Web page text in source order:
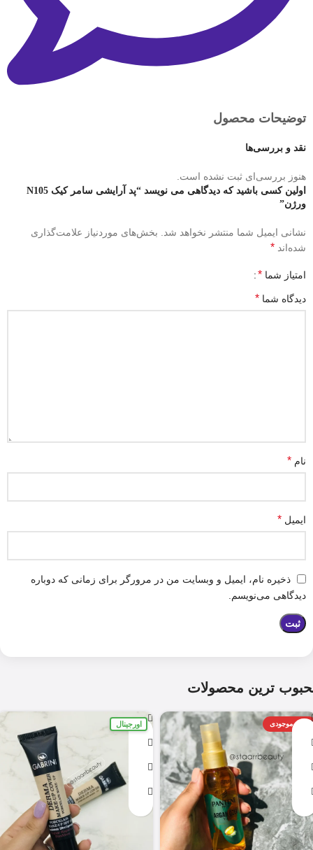
توضیحات محصول
نقد و بررسی‌ها
هنوز بررسی‌ای ثبت نشده است.
اولین کسی باشید که دیدگاهی می نویسد “پد آرایشی سامر کیک N105
ورژن”
نشانی ایمیل شما منتشر نخواهد شد.
بخش‌های موردنیاز علامت‌گذاری
شده‌اند *
امتیاز شما *
دیدگاه شما *
نام *
ایمیل *
ذخیره نام، ایمیل و وبسایت من در مرورگر برای زمانی که دوباره
دیدگاهی می‌نویسم.
ترین محصولات
اتمام موجودی اورجینال